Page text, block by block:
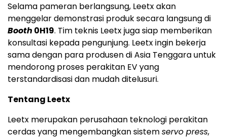
Selama pameran berlangsung, Leetx akan
menggelar demonstrasi produk secara langsung di
Booth 0H19. Tim teknis Leetx juga siap memberikan
konsultasi kepada pengunjung. Leetx ingin bekerja
sama dengan para produsen di Asia Tenggara untuk
mendorong proses perakitan EV yang
terstandardisasi dan mudah ditelusuri.
Tentang Leetx
Leetx merupakan perusahaan teknologi perakitan
cerdas yang mengembangkan sistemservo press,